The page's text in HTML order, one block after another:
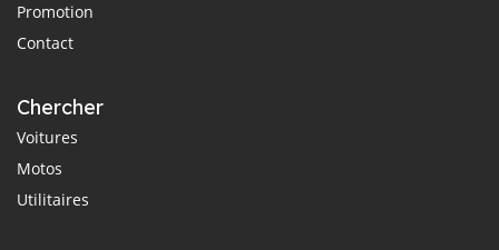
Promotion
Contact
Chercher
Voitures
Motos
Utilitaires